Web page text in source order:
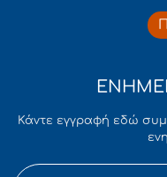
Κάντε εγγραφή εδώ